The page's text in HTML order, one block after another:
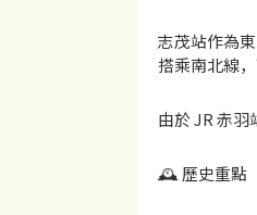
志茂站作為
搭乘南北線
由於 JR 赤
🕰 歷史重點